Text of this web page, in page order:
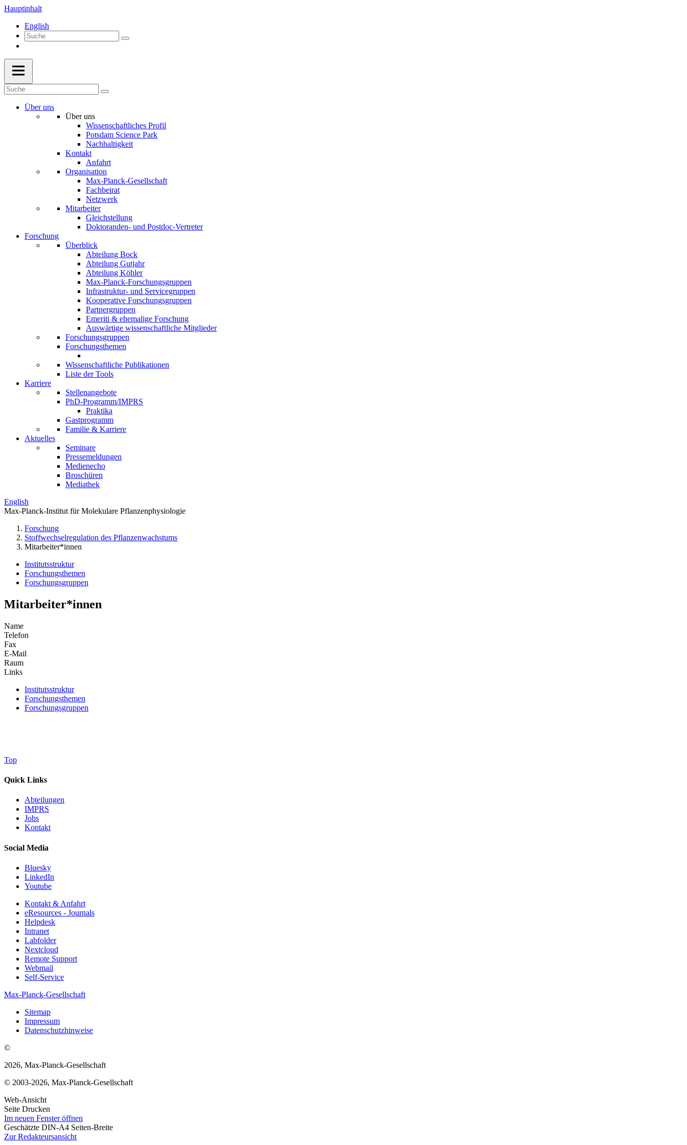
Hauptinhalt
English
Über uns
Über uns
Wissenschaftliches Profil
Potsdam Science Park
Nachhaltigkeit
Kontakt
Anfahrt
Organisation
Max-Planck-Gesellschaft
Fachbeirat
Netzwerk
Mitarbeiter
Gleichstellung
Doktoranden- und Postdoc-Vertreter
Forschung
Überblick
Abteilung Bock
Abteilung Gutjahr
Abteilung Köhler
Max-Planck-Forschungsgruppen
Infrastruktur- und Servicegruppen
Kooperative Forschungsgruppen
Partnergruppen
Emeriti & ehemalige Forschung
Auswärtige wissenschaftliche Mitglieder
Forschungsgruppen
Forschungsthemen
Wissenschaftliche Publikationen
Liste der Tools
Karriere
Stellenangebote
PhD-Programm/IMPRS
Praktika
Gastprogramm
Familie & Karriere
Aktuelles
Seminare
Pressemeldungen
Medienecho
Broschüren
Mediathek
English
Max-Planck-Institut für Molekulare Pflanzenphysiologie
Forschung
Stoffwechselregulation des Pflanzenwachstums
Mitarbeiter*innen
Institutsstruktur
Forschungsthemen
Forschungsgruppen
Mitarbeiter*innen
Name
Telefon
Fax
E-Mail
Raum
Links
Institutsstruktur
Forschungsthemen
Forschungsgruppen
Top
Quick Links
Abteilungen
IMPRS
Jobs
Kontakt
Social Media
Bluesky
LinkedIn
Youtube
Kontakt & Anfahrt
eResources - Journals
Helpdesk
Intranet
Labfolder
Nextcloud
Remote Support
Webmail
Self-Service
Max-Planck-Gesellschaft
Sitemap
Impressum
Datenschutzhinweise
©
2026, Max-Planck-Gesellschaft
© 2003-2026, Max-Planck-Gesellschaft
Web-Ansicht
Seite Drucken
Im neuen Fenster öffnen
Geschätzte DIN-A4 Seiten-Breite
Zur Redakteursansicht